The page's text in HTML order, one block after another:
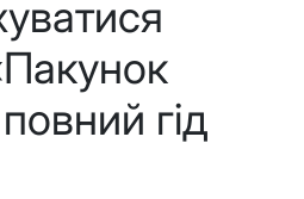
гід